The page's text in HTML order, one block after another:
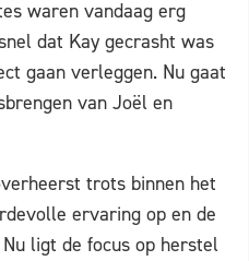
waren vandaag erg
dat Kay gecrasht was
gaan verleggen. Nu gaat
van Joël en
trots binnen het
ervaring op en de
ligt de focus op herstel